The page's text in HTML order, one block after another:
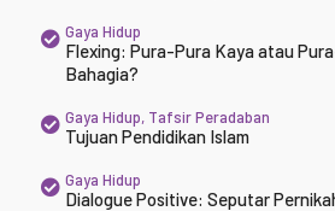
Gaya Hidup
Flexing: Pura-Pura Kaya atau
Bahagia?
Gaya Hidup, Tafsir Peradaban
Tujuan Pendidikan Islam
Gaya Hidup
Dialogue Positive: Seputar